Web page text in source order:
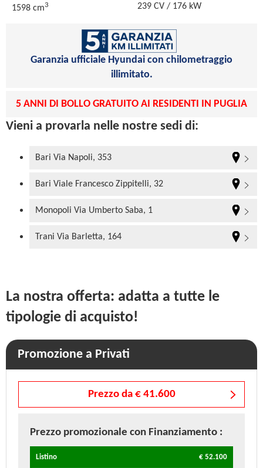
1598 cm3
239 CV / 176 kW
Garanzia ufficiale Hyundai con chilometraggio
illimitato.
5 ANNI DI BOLLO GRATUITO AI RESIDENTI IN PUGLIA
Vieni a provarla nelle nostre sedi di:
Bari Via Napoli, 353
Bari Viale Francesco Zippitelli, 32
Monopoli Via Umberto Saba, 1
Trani Via Barletta, 164
La nostra offerta: adatta a tutte le
tipologie di acquisto!
Promozione a Privati
Prezzo da € 41.600
Prezzo promozionale con Finanziamento :
Listino € 52.100